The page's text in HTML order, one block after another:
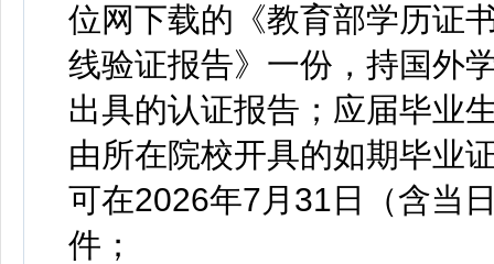
位网下载的《教育部学历证
线验证报告》一份，持国外
出具的认证报告；应届毕业
由所在院校开具的如期毕业
可在2026年7月31日（含当
件；